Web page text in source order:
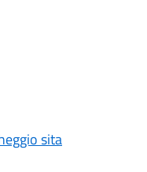
sita